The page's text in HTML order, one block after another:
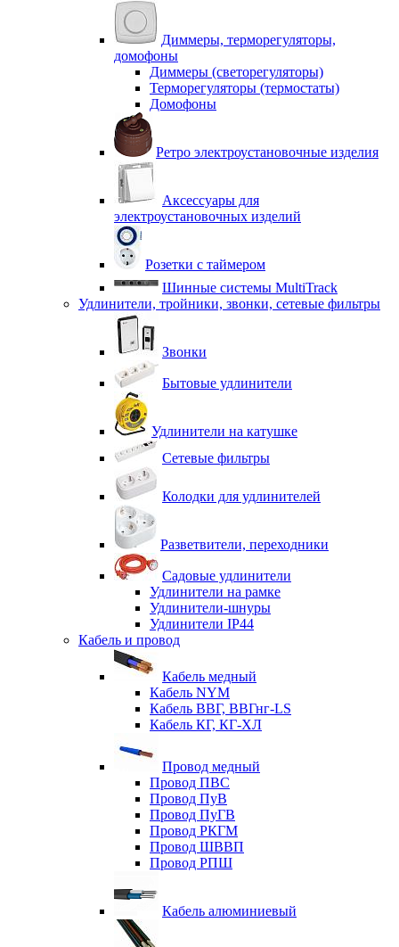
Диммеры, терморегуляторы,
домофоны
Диммеры (светорегуляторы)
Терморегуляторы (термостаты)
Домофоны
Ретро электроустановочные изделия
Аксессуары для
электроустановочных изделий
Розетки с таймером
Шинные системы MultiTrack
Удлинители, тройники, звонки, сетевые фильтры
Звонки
Бытовые удлинители
Удлинители на катушке
Сетевые фильтры
Колодки для удлинителей
Разветвители, переходники
Садовые удлинители
Удлинители на рамке
Удлинители-шнуры
Удлинители IP44
Кабель и провод
Кабель медный
Кабель NYM
Кабель ВВГ, ВВГнг-LS
Кабель КГ, КГ-ХЛ
Провод медный
Провод ПВС
Провод ПуВ
Провод ПуГВ
Провод РКГМ
Провод ШВВП
Провод РПШ
Кабель алюминиевый